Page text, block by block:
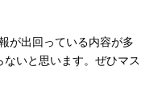
が出回っている内容が多
いと思います。ぜひマス